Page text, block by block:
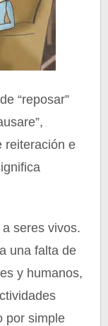
“reposar”
reiteración e
seres vivos.
una falta de
y humanos,
por simple